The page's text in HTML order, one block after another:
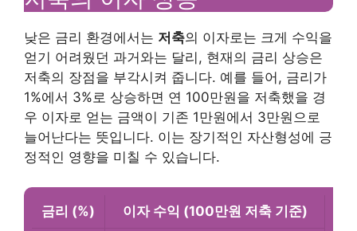
낮은 금리 환경에서는 저축의 이자로는 크게 수익을
얻기 어려웠던 과거와는 달리, 현재의 금리 상승은
저축의 장점을 부각시켜 줍니다. 예를 들어, 금리가
1%에서 3%로 상승하면 연 100만원을 저축했을 경
우 이자로 얻는 금액이 기존 1만원에서 3만원으로
늘어난다는 뜻입니다. 이는 장기적인 자산형성에 긍
정적인 영향을 미칠 수 있습니다.
금리 (%) 이자 수익 (100만원 저축 기준)